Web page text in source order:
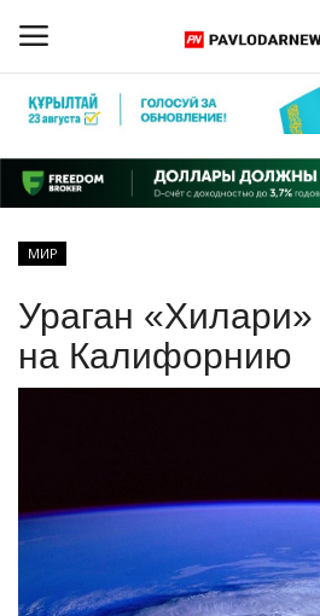
Главная
ПАВЛОДАРСКАЯ ОБЛАСТЬ
СПЕЦПРОЕКТЫ
МИР
Ураган
на Калифорнию